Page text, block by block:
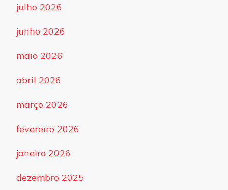
julho 2026
junho 2026
maio 2026
abril 2026
março 2026
fevereiro 2026
janeiro 2026
dezembro 2025